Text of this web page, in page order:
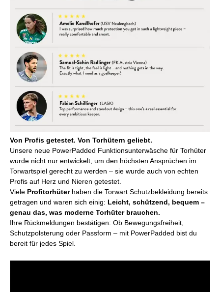
Von Profis getestet. Von Torhütern geliebt.
Unsere neue PowerPadded Funktionsunterwäsche für Torhüter
wurde nicht nur entwickelt, um den höchsten Ansprüchen im
Torwartspiel gerecht zu werden – sie wurde auch von echten
Profis auf Herz und Nieren getestet.
Viele Profitorhüterhaben die Torwart Schutzbekleidung bereits
getragen und waren sich einig: Leicht, schützend, bequem –
genau das, was moderne Torhüter brauchen.
Ihre Rückmeldungen bestätigen: Ob Bewegungsfreiheit,
Schutzpolsterung oder Passform – mit PowerPadded bist du
bereit für jedes Spiel.